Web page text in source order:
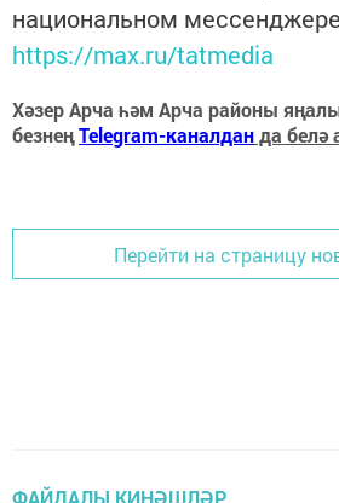
национальном
https://max.ru/tatmedia
Хәзер Арча һәм Арча районы
безнеңTelegram-каналданда белә
Перейти на страницу
ФАЙДАЛЫ КИҢӘШЛӘР